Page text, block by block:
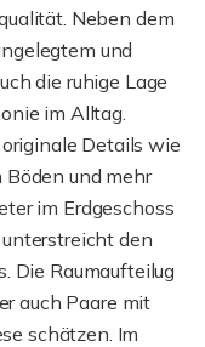
Neben dem
und
die ruhige Lage
im Alltag.
Details wie
und mehr
im Erdgeschoss
den
Die Raumaufteilug
auch Paare mit
schätzen. Im